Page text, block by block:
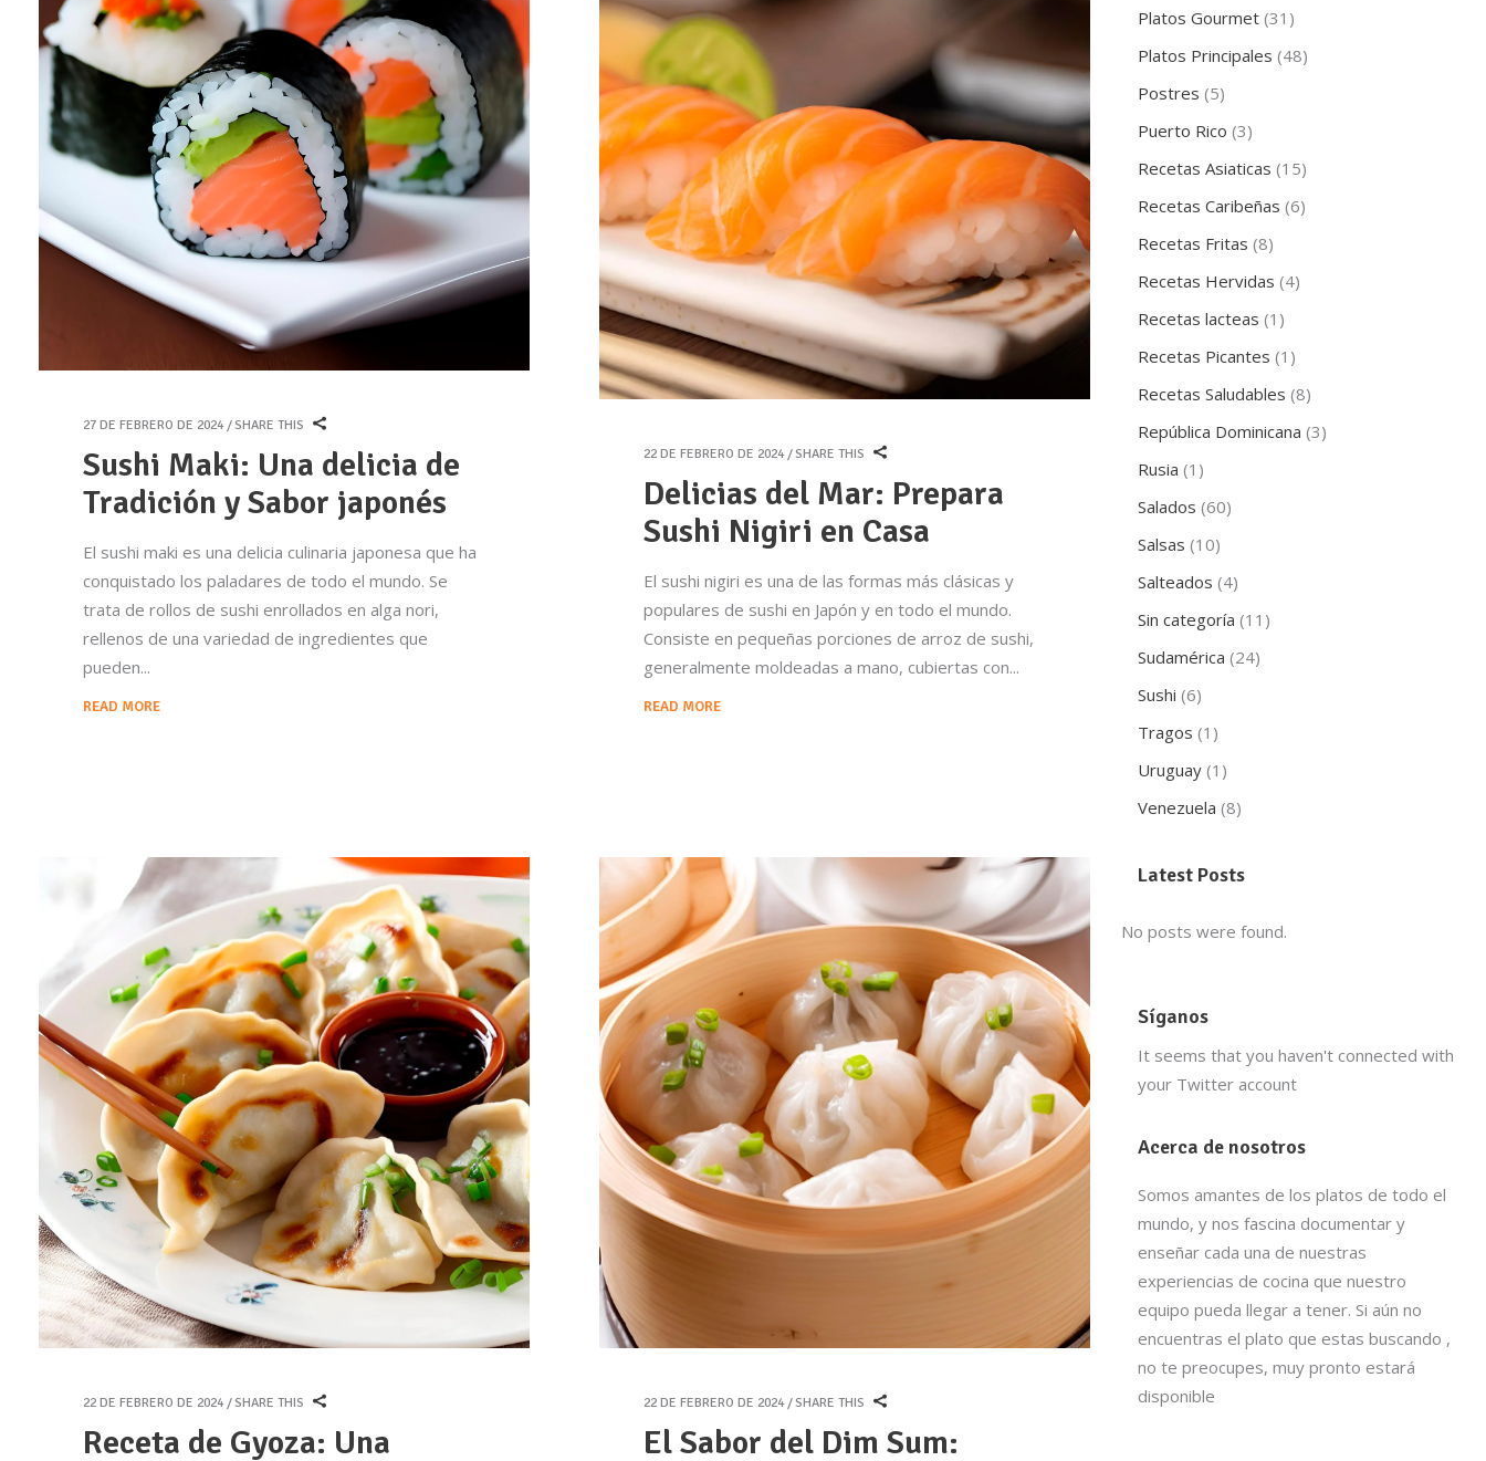
27 DE FEBRERO DE 2024 SHARE THIS
Sushi Maki: Una delicia de
Tradición y Sabor japonés
El sushi maki es una delicia culinaria japonesa que ha
conquistado los paladares de todo el mundo. Se
trata de rollos de sushi enrollados en alga nori,
rellenos de una variedad de ingredientes que
pueden
READ MORE
22 DE FEBRERO DE 2024 SHARE THIS
Delicias del Mar: Prepara
Sushi Nigiri en Casa
El sushi nigiri es una de las formas más clásicas y
populares de sushi en Japón y en todo el mundo.
Consiste en pequeñas porciones de arroz de sushi,
generalmente moldeadas a mano, cubiertas con
READ MORE
22 DE FEBRERO DE 2024 SHARE THIS
Receta de Gyoza: Una
22 DE FEBRERO DE 2024 SHARE THIS
El Sabor del Dim Sum:
Platos Gourmet (31)
Platos Principales (48)
Postres (5)
Puerto Rico (3)
Recetas Asiaticas (15)
Recetas Caribeñas (6)
Recetas Fritas (8)
Recetas Hervidas (4)
Recetas lacteas (1)
Recetas Picantes (1)
Recetas Saludables (8)
República Dominicana (3)
Rusia (1)
Salados (60)
Salsas (10)
Salteados (4)
Sin categoría (11)
Sudamérica (24)
Sushi (6)
Tragos (1)
Uruguay (1)
Venezuela (8)
Latest Posts
No posts were found.
Síganos
It seems that you haven't connected with
your Twitter account
Acerca de nosotros
Somos amantes de los platos de todo el
mundo, y nos fascina documentar y
enseñar cada una de nuestras
experiencias de cocina que nuestro
equipo pueda llegar a tener. Si aún no
encuentras el plato que estas buscando ,
no te preocupes, muy pronto estará
disponible